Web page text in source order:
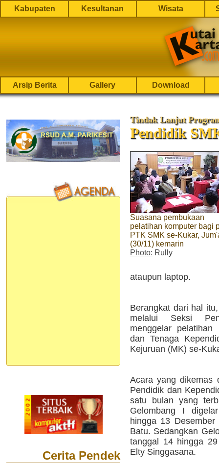
Kabupaten Kesultanan Wisata
Arsip Berita Gallery Download
Cerita Pendek
Tindak Lanjut
Pendidik
Suasana pembukaan
pelatihan komputer bagi
PTK SMK se-Kukar,
(30/11) kemarin
Photo: Rully
ataupun laptop.
Berangkat dari hal
melalui Seksi
menggelar
dan Tenaga
Kejuruan (MK) se-
Acara yang dikemas
Pendidik dan
satu bulan yang
Gelombang I
hingga 13
Batu. Sedangkan
tanggal 14 hingga
Elty Singgasana.